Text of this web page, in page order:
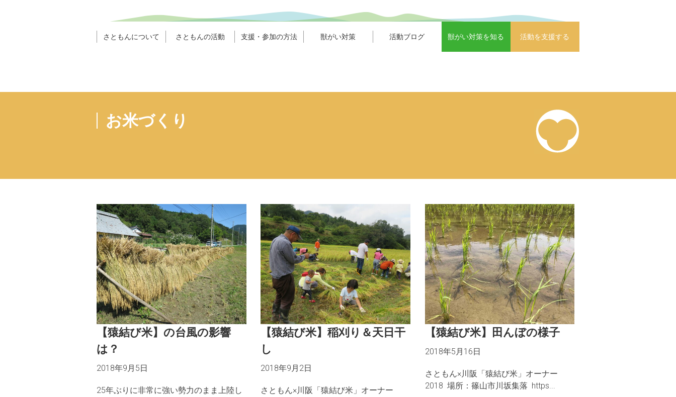
さともんについて さともんの活動 支援・参加の方法 獣がい対策 活動ブログ 獣がい対策を知る 活動を支援する
お米づくり
【猿結び米】の台風の影響
は？
2018年9月5日
25年ぶりに非常に強い勢力のまま上陸し
【猿結び米】稲刈り＆天日干
し
2018年9月2日
さともん×川阪「猿結び米」オーナー
【猿結び米】田んぼの様子
2018年5月16日
さともん×川阪「猿結び米」オーナー
2018 場所：篠山市川坂集落 https...